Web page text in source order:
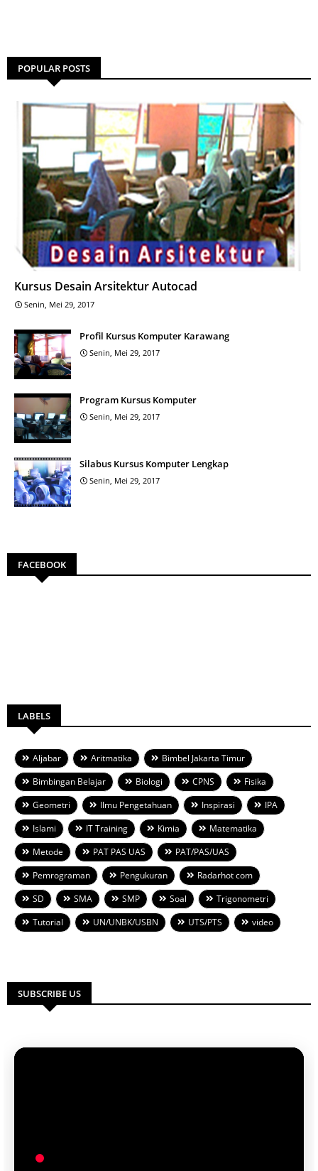
POPULAR POSTS
Kursus Desain Arsitektur Autocad
Senin, Mei 29, 2017
Profil Kursus Komputer Karawang
Senin, Mei 29, 2017
Program Kursus Komputer
Senin, Mei 29, 2017
Silabus Kursus Komputer Lengkap
Senin, Mei 29, 2017
FACEBOOK
LABELS
Aljabar Aritmatika
Bimbel Jakarta Timur
Bimbingan Belajar
Biologi CPNS
Fisika
Geometri
Ilmu Pengetahuan Inspirasi
IPA
Islami
IT Training Kimia
Matematika
Metode
PAT PAS UAS
PAT/PAS/UAS
Pemrograman
Pengukuran
Radarhot com
SD
SMA SMP Soal
Trigonometri
Tutorial
UN/UNBK/USBN UTS/PTS video
SUBSCRIBE US